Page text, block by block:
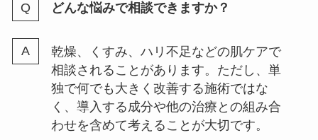
どんな悩みで相談できますか？
乾燥、くすみ、ハリ不足などの肌ケアで
相談されることがあります。ただし、単
独で何でも大きく改善する施術ではな
く、導入する成分や他の治療との組み合
わせを含めて考えることが大切です。